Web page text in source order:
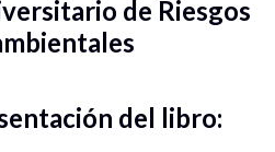
de Riesgos
del libro: